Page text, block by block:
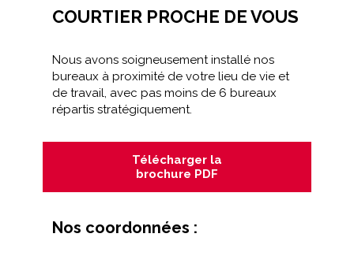
COURTIER PROCHE DE VOUS
Nous avons soigneusement installé nos
bureaux à proximité de votre lieu de vie et
de travail, avec pas moins de 6 bureaux
répartis stratégiquement.
Télécharger la
brochure PDF
Nos coordonnées :